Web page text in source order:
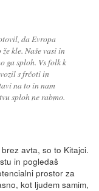
da Evropa
kle. Naše vasi in
ga sploh. Vs folk k
s frčoti in
na to in nam
sploh ne rabmo.
avta, so to Kitajci.
in pogledaš
prostor za
kot ljudem samim,